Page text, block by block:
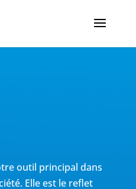
outil principal dans
Elle est le reflet